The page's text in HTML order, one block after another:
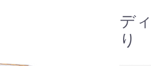
デ
り